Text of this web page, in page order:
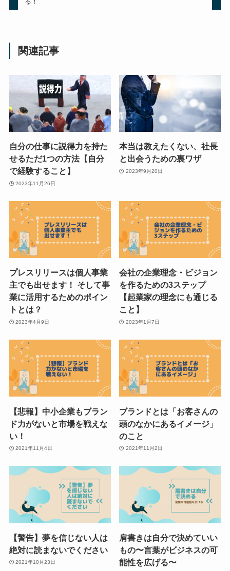
関連記事
自分の仕事に説得力を持た
せるただ1つの方法【自分
で経験すること】
2023年11月26日
本当は教えたくない、社長
と出会うための裏ワザ
2023年9月20日
プレスリリースは個人事業
主でも出せます！ そして事
業に活用するためのポイン
トとは？
2023年4月9日
会社の企業理念・ビジョン
を作るための3ステップ
【起業家の理念にも通じる
こと】
2023年1月7日
【悲報】中小企業もブラン
ド力がないと市場を戦えな
い！
2021年11月4日
ブランドとは「お客さんの
頭のなかにあるイメージ」
のこと
2021年11月2日
【警告】夢を信じない人は
絶対に読まないでください
2021年10月23日
肩書きは自分で決めていい
もの〜言葉がビジネスの可
能性を広げる〜